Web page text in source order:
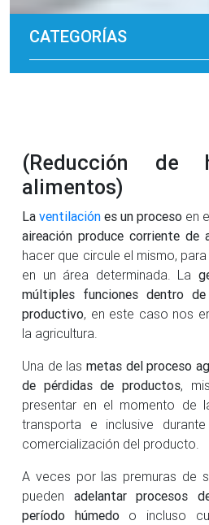
CATEGORÍAS
(Reducción de
alimentos)
La ventilación es un proceso en
aireación produce corriente de
hacer que circule el mismo,
en un área determinada. La
múltiples funciones dentro
productivo, en este caso nos
la agricultura.
Una de las metas del proceso
de pérdidas de productos,
presentar en el momento de
transporta e inclusive
comercialización del producto.
A veces por las premuras de
pueden adelantar procesos
período húmedoo incluso